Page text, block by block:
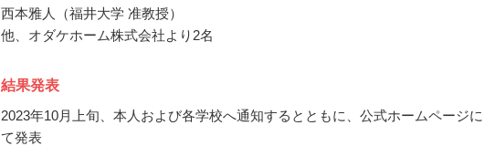
西本雅人（福井大学 准教授）
他、オダケホーム株式会社より2名
結果発表
2023年10月上旬、本人および各学校へ通知するとともに、公式ホームページに
て発表